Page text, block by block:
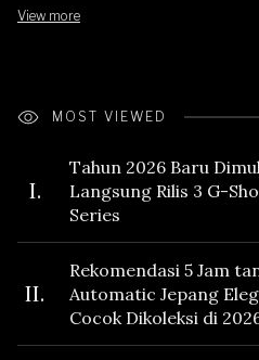
View more
MOST VIEWED
I.
Tahun 2026 Baru
Langsung Rilis 3 G-
Series
II.
Rekomendasi 5 Jam
Automatic Jepang
Cocok Dikoleksi di